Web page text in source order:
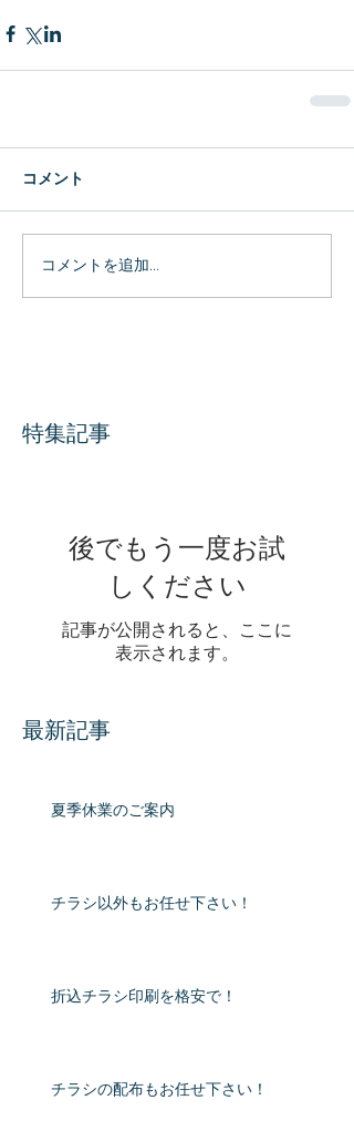
コメント
コメントを追加…
特集記事
後でもう一度お試
しください
記事が公開されると、ここに
表示されます。
最新記事
夏季休業のご案内
チラシ以外もお任せ下さい！
折込チラシ印刷を格安で！
チラシの配布もお任せ下さい！